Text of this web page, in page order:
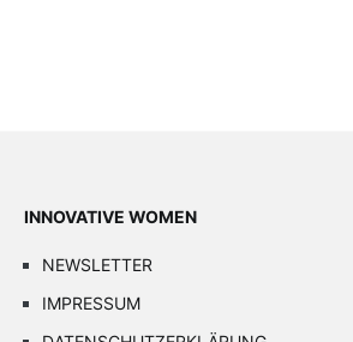
INNOVATIVE WOMEN
NEWSLETTER
IMPRESSUM